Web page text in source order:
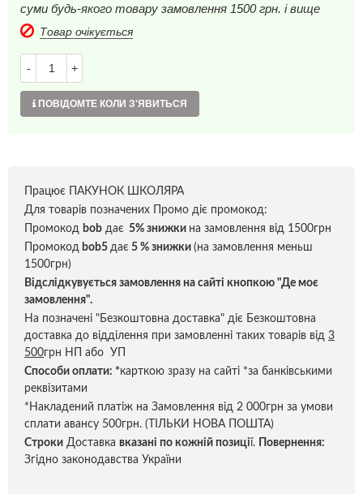
суми будь-якого товару замовлення 1500 грн. і вище
Товар очікується
- +
ПОВІДОМТЕ КОЛИ З'ЯВИТЬСЯ
Працює ПАКУНОК ШКОЛЯРА
Для товарів позначених Промо діє промокод:
Промокод bob дає 5% знижки на замовлення від 1500грн
Промокод bob5 дає 5 % знижки (на замовлення меньш
1500грн)
Відслідкувується замовлення на сайті кнопкою "Де моє
замовлення".
На позначені "Безкоштовна доставка" діє Безкоштовна
доставка до відділення при замовленні таких товарів від 3
500грн НП або УП
Способи оплати: *карткою зразу на сайті *за банківськими
реквізитами
*Накладений платіж на Замовлення від 2 000грн за умови
сплати авансу 500грн. (ТІЛЬКИ НОВА ПОШТА)
Строки Доставка вказані по кожній позиції.
Повернення:
Згідно законодавства України